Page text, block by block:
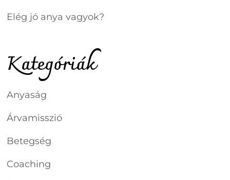
Elég jó anya vagyok?
Kategóriák
Anyaság
Árvamisszió
Betegség
Coaching